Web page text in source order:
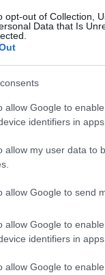
opt-out of Collection,
Data that Is
allow Google to
identifiers in apps.
allow my user data to
allow Google to send
allow Google to
identifiers in apps.
allow Google to